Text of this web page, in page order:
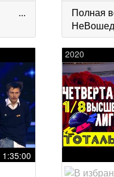
... Полная
1:35:00
2020